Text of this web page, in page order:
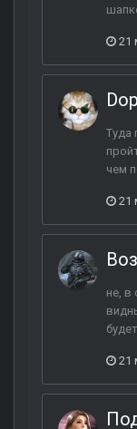
21
Туда
чем
21
не, в
21